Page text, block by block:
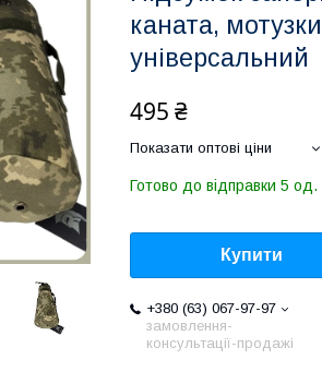
каната,
універсальний
495 ₴
Показати оптові ціни
Готово до відправки 5 од.
Купити
+380 (63) 067-97-97
замовлення-
консультації-продажі